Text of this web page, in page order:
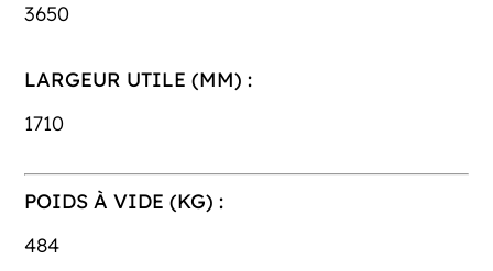
3650
LARGEUR UTILE (MM) :
1710
POIDS À VIDE (KG) :
484